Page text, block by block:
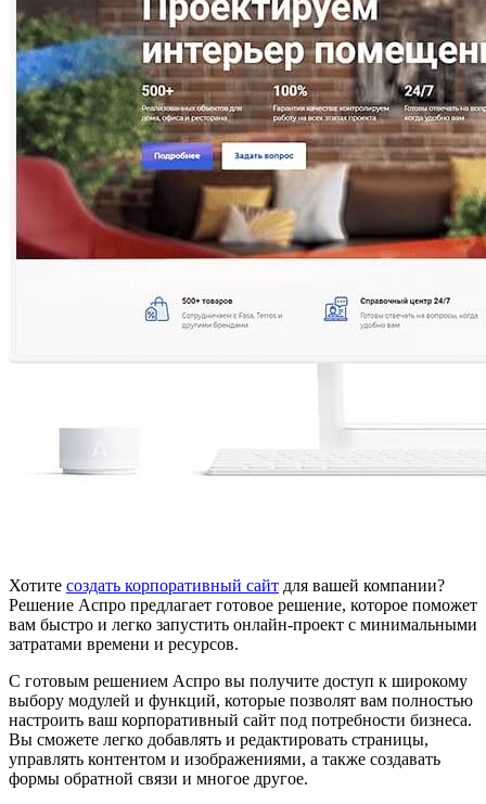
Хотите создать корпоративный сайт для вашей компании?
Решение Аспро предлагает готовое решение, которое поможет
вам быстро и легко запустить онлайн-проект с минимальными
затратами времени и ресурсов.
С готовым решением Аспро вы получите доступ к широкому
выбору модулей и функций, которые позволят вам полностью
настроить ваш корпоративный сайт под потребности бизнеса.
Вы сможете легко добавлять и редактировать страницы,
управлять контентом и изображениями, а также создавать
формы обратной связи и многое другое.